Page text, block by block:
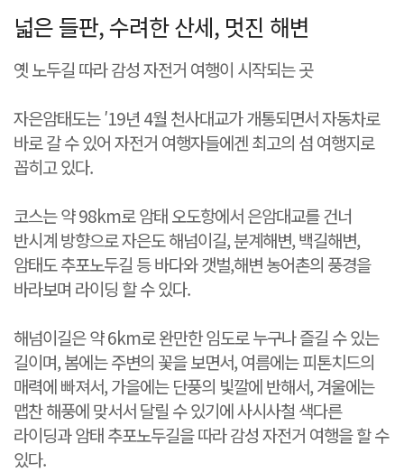
넓은 들판, 수려한 산세, 멋진 해변
옛 노두길 따라 감성 자전거 여행이 시작되는 곳
자은암태도는 ′19년 4월 천사대교가 개통되면서 자동차로
바로 갈 수 있어 자전거 여행자들에겐 최고의 섬 여행지로
꼽히고 있다.
코스는 약 98km로 암태 오도항에서 은암대교를 건너
반시계 방향으로 자은도 해넘이길, 분계해변, 백길해변,
암태도 추포노두길 등 바다와 갯벌,해변 농어촌의 풍경을
바라보며 라이딩 할 수 있다.
해넘이길은 약 6km로 완만한 임도로 누구나 즐길 수 있는
길이며, 봄에는 주변의 꽃을 보면서, 여름에는 피톤치드의
매력에 빠져서, 가을에는 단풍의 빛깔에 반해서, 겨울에는
맵찬 해풍에 맞서서 달릴 수 있기에 사시사철 색다른
라이딩과 암태 추포노두길을 따라 감성 자전거 여행을 할 수
있다.